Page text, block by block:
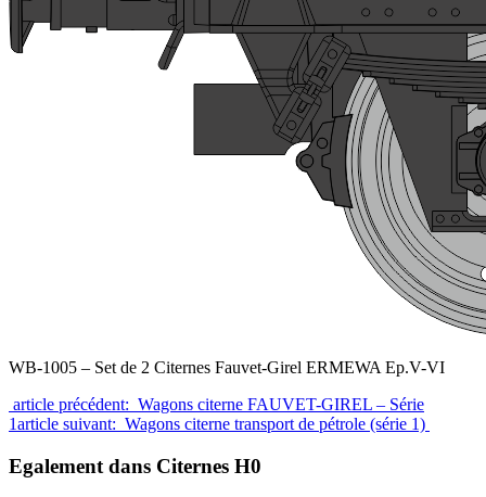
WB-1005 – Set de 2 Citernes Fauvet-Girel ERMEWA Ep.V-VI
article précédent: Wagons citerne FAUVET-GIREL – Série
1article suivant: Wagons citerne transport de pétrole (série 1)
Egalement dans Citernes H0